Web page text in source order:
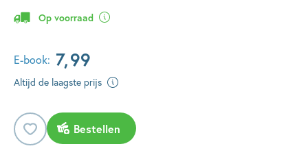
Op voorraad
E-book: 7,99
Altijd de laagste prijs
Bestellen